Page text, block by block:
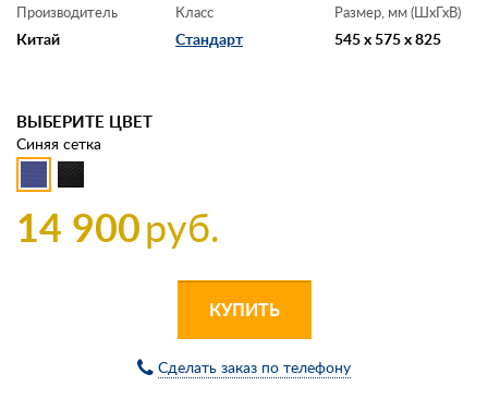
Производитель
Китай
Класс
Стандарт
Размер, мм (ШхГхВ)
545 x 575 x 825
ВЫБЕРИТЕ ЦВЕТ
Синяя сетка
14 900руб.
КУПИТЬ
Сделать заказ по телефону